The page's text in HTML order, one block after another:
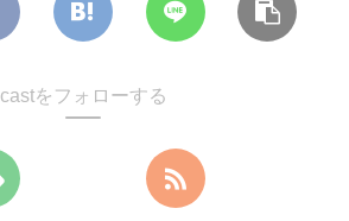
castをフォローする